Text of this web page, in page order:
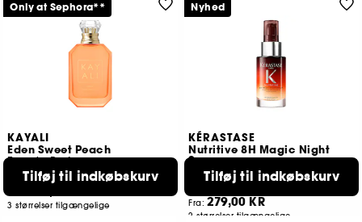
KAYALI
Eden Sweet Peach
Eau de Parfum
66
3 størrelser tilgængelige
Tilføj til indkøbskurv
Only at Sephora**
KÉRASTASE
Nutritive 8H Magic Night
Serum
Hår serum
Fra:279,00 KR
2 størrelser tilgængelige
Tilføj til indkøbskurv
Nyhed